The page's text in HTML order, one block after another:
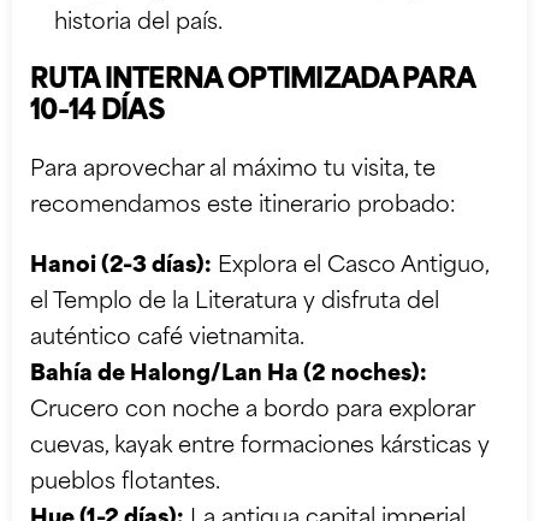
historia del país.
RUTA INTERNA OPTIMIZADA PARA
10-14 DÍAS
Para aprovechar al máximo tu visita, te
recomendamos este itinerario probado:
Hanoi (2-3 días): Explora el Casco Antiguo,
el Templo de la Literatura y disfruta del
auténtico café vietnamita.
Bahía de Halong/Lan Ha (2 noches):
Crucero con noche a bordo para explorar
cuevas, kayak entre formaciones kársticas y
pueblos flotantes.